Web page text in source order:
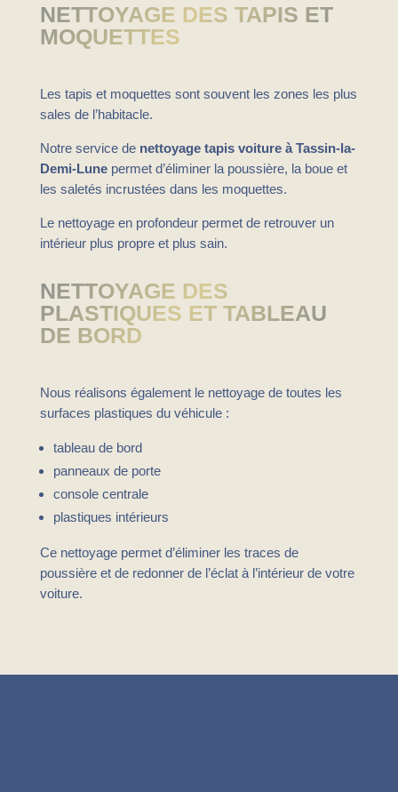
NETTOYAGE DES TAPIS ET
MOQUETTES
Les tapis et moquettes sont souvent les zones les plus
sales de l’habitacle.
Notre service de nettoyage tapis voiture à Tassin-la-
Demi-Lunepermet d’éliminer la poussière, la boue et
les saletés incrustées dans les moquettes.
Le nettoyage en profondeur permet de retrouver un
intérieur plus propre et plus sain.
NETTOYAGE DES
PLASTIQUES ET TABLEAU
DE BORD
Nous réalisons également le nettoyage de toutes les
surfaces plastiques du véhicule :
tableau de bord
panneaux de porte
console centrale
plastiques intérieurs
Ce nettoyage permet d’éliminer les traces de
poussière et de redonner de l’éclat à l’intérieur de votre
voiture.